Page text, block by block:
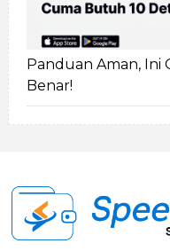
Panduan Aman, Ini
Benar!